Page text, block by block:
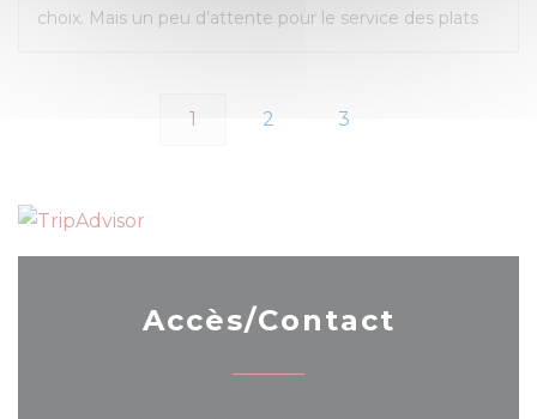
choix. Mais un peu d’attente pour le service des plats
1 2 3
Accès/Contact